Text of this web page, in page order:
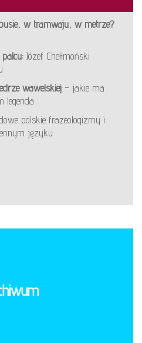
w tramwaju, w metrze?
Józef Chełmoński
wawelskiej – jakie ma
legenda
polskie frazeologizmy i
języku